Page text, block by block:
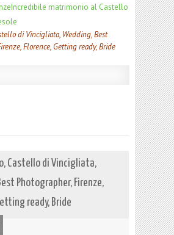
Incredibile matrimonio al Castello
di Vincigliata, Wedding, Best
Florence, Getting ready, Bride
Castello di Vincigliata,
Photographer, Firenze,
ready, Bride